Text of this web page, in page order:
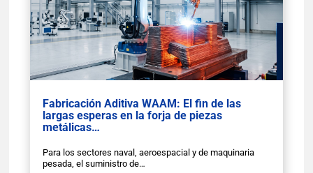
Fabricación Aditiva WAAM: El fin de las
largas esperas en la forja de piezas
metálicas…
Para los sectores naval, aeroespacial y de maquinaria
pesada, el suministro de…